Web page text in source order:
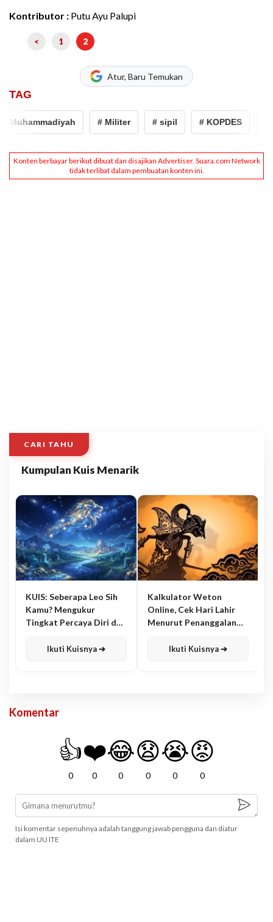
Kontributor : Putu Ayu Palupi
< 1 2
Atur, Baru Temukan
TAG
# Militer # sipil # KOPDES
CARI TAHU
Kumpulan Kuis Menarik
KUIS: Seberapa Leo Sih
Kamu? Mengukur
Tingkat Percaya Diri dan
Ikuti Kuisnya ➔
Kalkulator Weton
Online, Cek Hari Lahir
Menurut Penanggalan
Ikuti Kuisnya ➔
Komentar
👍
0
❤️
0
😂
0
😧
0
😭
0
😡
0
Isi komentar sepenuhnya adalah tanggung jawab pengguna dan diatur
dalam UU ITE